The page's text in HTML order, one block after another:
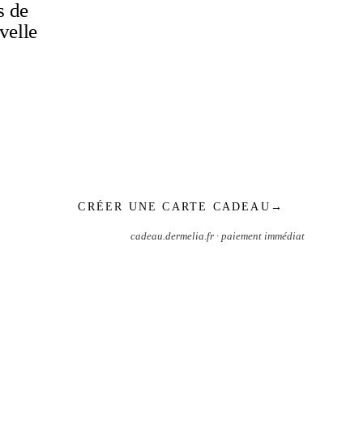
de
CRÉER UNE CARTE CADEAU →
cadeau.dermelia.fr · paiement immédiat